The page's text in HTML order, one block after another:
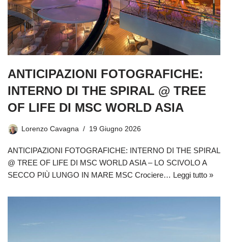
ANTICIPAZIONI FOTOGRAFICHE:
INTERNO DI THE SPIRAL @ TREE
OF LIFE DI MSC WORLD ASIA
Lorenzo Cavagna 19 Giugno 2026
ANTICIPAZIONI FOTOGRAFICHE: INTERNO DI THE SPIRAL
@ TREE OF LIFE DI MSC WORLD ASIA – LO SCIVOLO A
SECCO PIÙ LUNGO IN MARE MSC Crociere… Leggi tutto »